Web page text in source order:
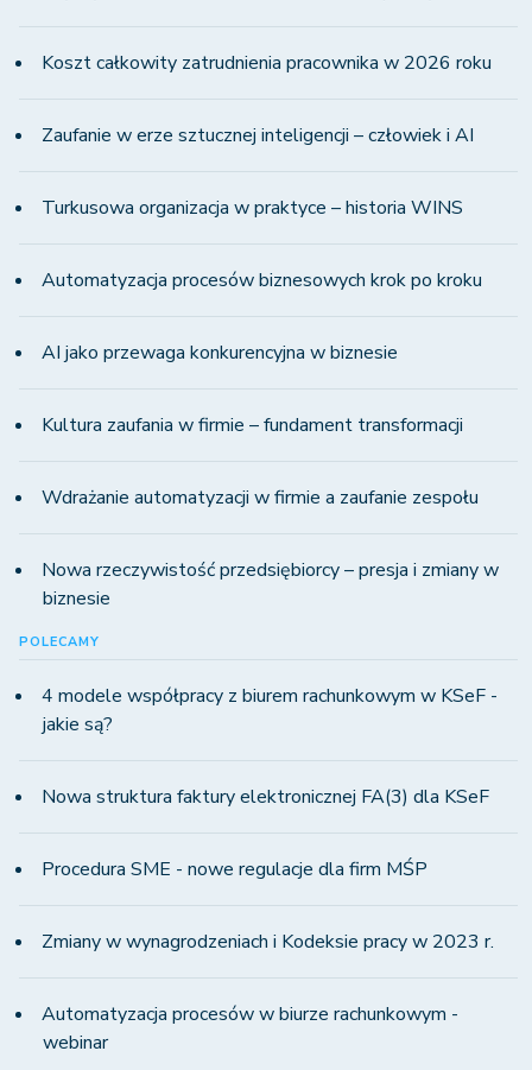
Koszt całkowity zatrudnienia pracownika w 2026 roku
Zaufanie w erze sztucznej inteligencji – człowiek i AI
Turkusowa organizacja w praktyce – historia WINS
Automatyzacja procesów biznesowych krok po kroku
AI jako przewaga konkurencyjna w biznesie
Kultura zaufania w firmie – fundament transformacji
Wdrażanie automatyzacji w firmie a zaufanie zespołu
Nowa rzeczywistość przedsiębiorcy – presja i zmiany w
biznesie
POLECAMY
4 modele współpracy z biurem rachunkowym w KSeF -
jakie są?
Nowa struktura faktury elektronicznej FA(3) dla KSeF
Procedura SME - nowe regulacje dla firm MŚP
Zmiany w wynagrodzeniach i Kodeksie pracy w 2023 r.
Automatyzacja procesów w biurze rachunkowym -
webinar